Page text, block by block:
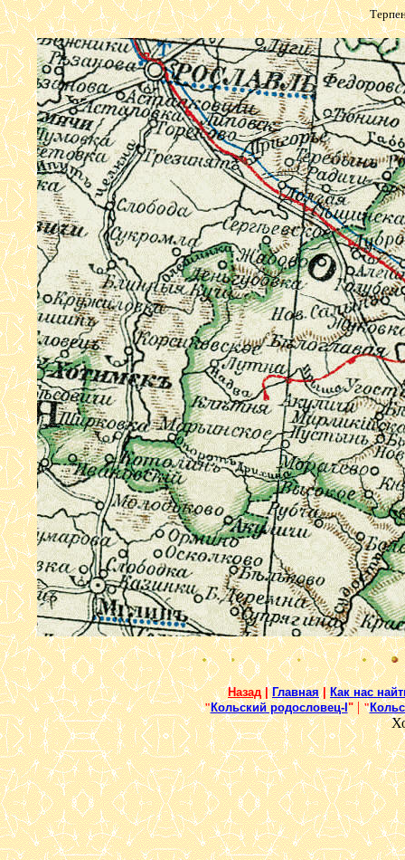
Назад |Главная|Как нас
"Кольский родословец-I"|"